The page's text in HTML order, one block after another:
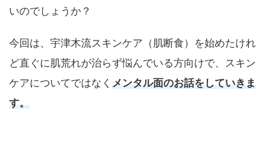
いのでしょうか？
今回は、宇津木流スキンケア（肌断食）を始めたけれ
ど直ぐに肌荒れが治らず悩んでいる方向けで、スキン
ケアについてではなく メンタル面のお話をしていきま
す。